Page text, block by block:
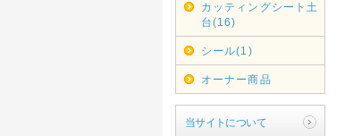
カッティングシート土
台(16)
シール(1)
オーナー商品
当サイトについて